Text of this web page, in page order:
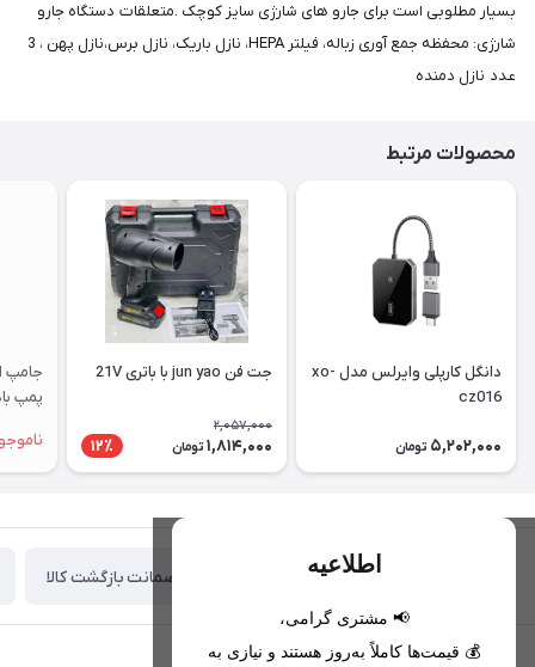
بسیار مطلوبی است برای جارو های شارژی سایز کوچک .متعلقات دستگاه جارو
شارژی: محفظه جمع آوری زباله، فیلتر HEPA، نازل باریک، نازل برس،نازل پهن ، 3
عدد نازل دمنده
محصولات مرتبط
دانگل کارپلی وایرلس مدل xo-
cz016
5,202,000 تومان
جت فن jun yao با باتری 21V
2,057,000
1,814,000 تومان 12٪
جامپ
پمپ
اطلاعیه
📢 مشتری گرامی،
💰 قیمت‌ها کاملاً به‌روز هستند و نیازی به
تحویل اکسپرس(با هماهنگی) ضمانت بازگشت کالا